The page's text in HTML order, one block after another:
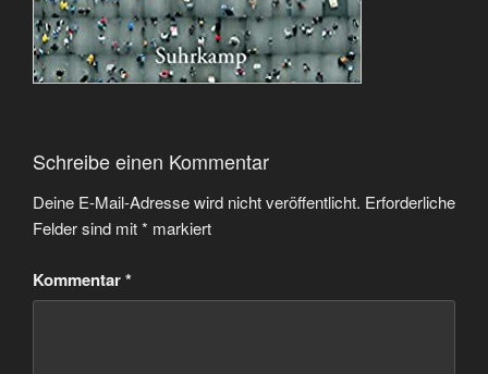
Schreibe einen Kommentar
Deine E-Mail-Adresse wird nicht veröffentlicht. Erforderliche
Felder sind mit* markiert
Kommentar*